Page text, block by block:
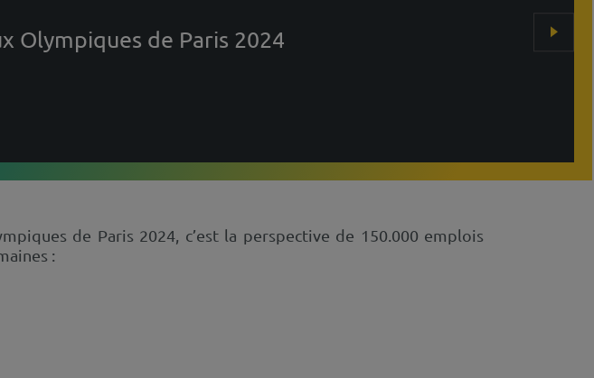
Olympiques de Paris 2024
de Paris 2024, c’est la perspective de 150.000 emplois
: